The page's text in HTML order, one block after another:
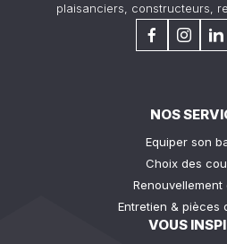
plaisanciers, constructeurs,
NOS
Equiper son
Choix des
Renouvellement
Entretien & pièces
VOUS